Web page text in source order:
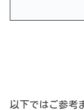
以下ではご参考